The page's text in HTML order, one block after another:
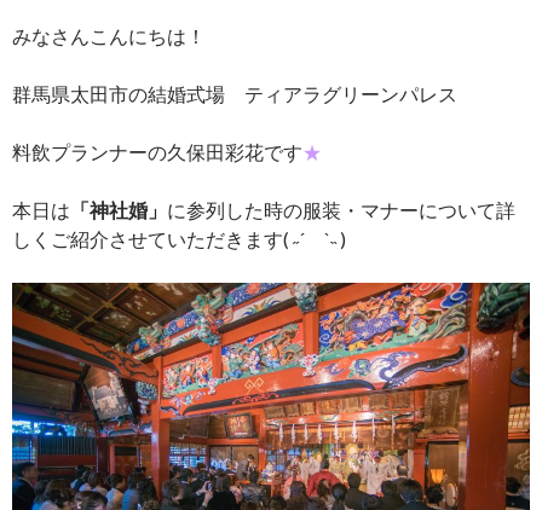
みなさんこんにちは！
群馬県太田市の結婚式場 ティアラグリーンパレス
料飲プランナーの久保田彩花です★
本日は 「神社婚」 に参列した時の服装・マナーについて詳
しくご紹介させていただきます( ˶´ `˵ )